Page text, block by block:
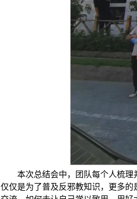
本次总结会中，团队每个人梳
仅仅是为了普及反邪教知识，更多